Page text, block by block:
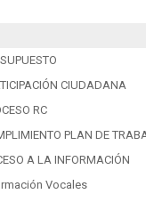
CIUDADANA
RC
PLAN DE
A LA INFORMACIÓN
Vocales